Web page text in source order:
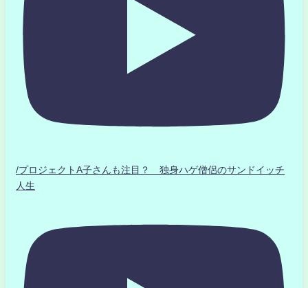
/プロジェクトA子さんも注目？ 独身ハゲ僧侶のサンドイッチ
人生